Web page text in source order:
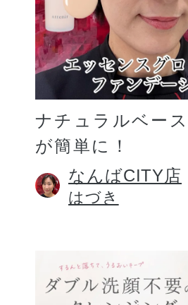
ご利用ガイド
よくあるご質問
ナチュラルベー
が簡単に！
なんばCITY店
はづき